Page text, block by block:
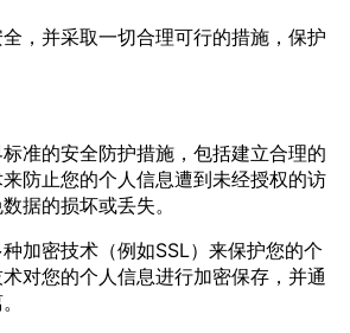
，并采取一切合理可行的措施，保护
准的安全防护措施，包括建立合理的
防止您的个人信息遭到未经授权的访
据的损坏或丢失。
加密技术（例如SSL）来保护您的个
对您的个人信息进行加密保存，并通